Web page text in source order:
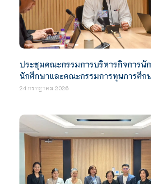
ประชุมคณะกรรมการบริหารกิจการนั
นักศึกษาและคณะกรรมการทุนการศึก
24 กรกฎาคม 2026